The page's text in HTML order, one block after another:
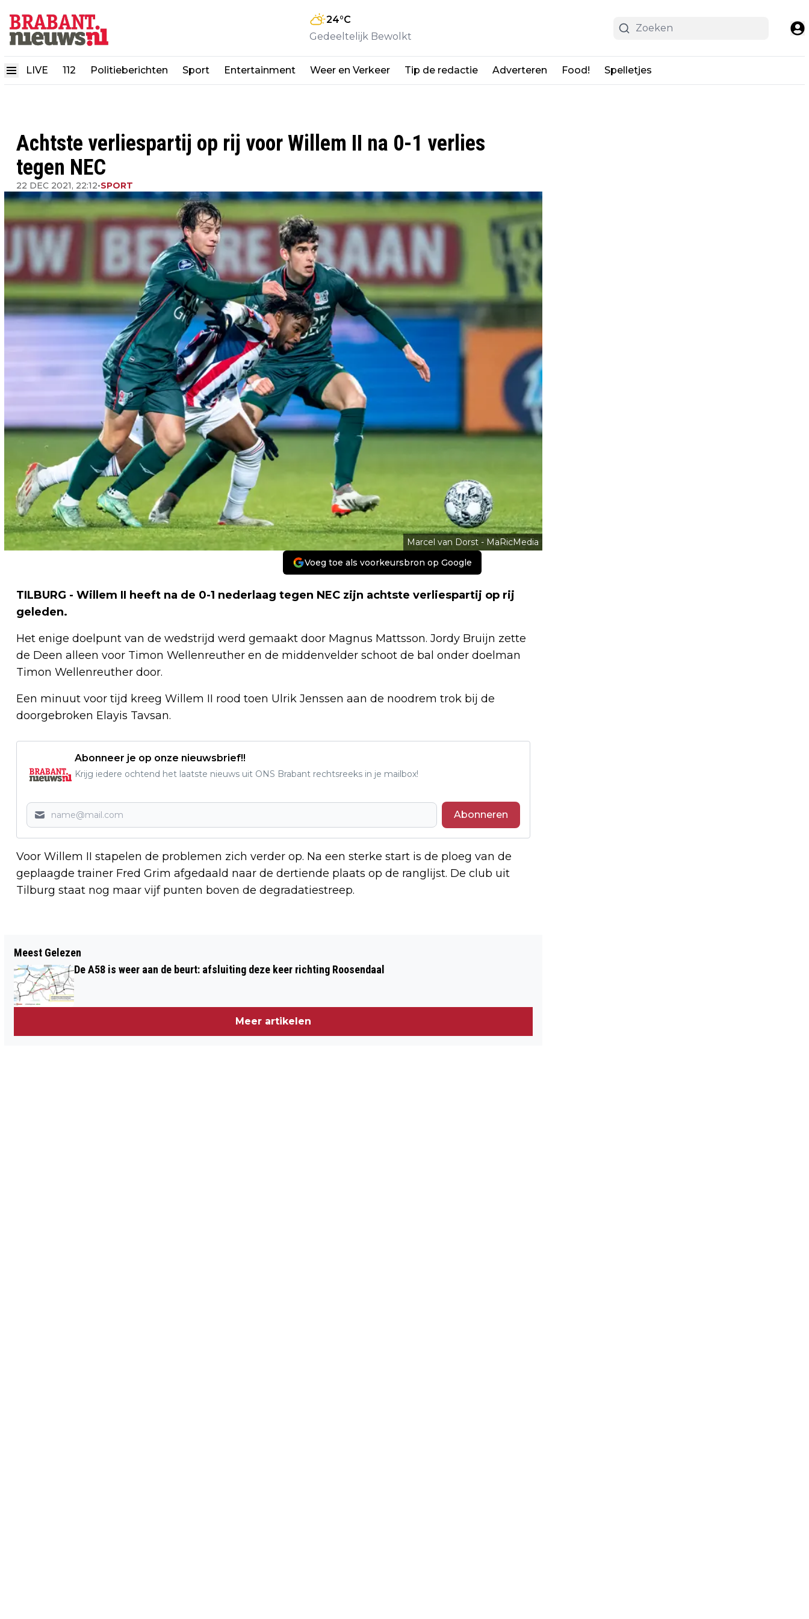
24°C
Gedeeltelijk Bewolkt
LIVE 112 Politieberichten Sport Entertainment Weer en Verkeer Tip de redactie Adverteren Food! Spelletjes
Achtste verliespartij op rij voor Willem II na 0-1 verlies
tegen NEC
22 DEC 2021, 22:12•SPORT
Marcel van Dorst - MaRicMedia
Voeg toe als voorkeursbron op Google
TILBURG - Willem II heeft na de 0-1 nederlaag tegen NEC zijn achtste verliespartij op rij
geleden.
Het enige doelpunt van de wedstrijd werd gemaakt door Magnus Mattsson. Jordy Bruijn zette
de Deen alleen voor Timon Wellenreuther en de middenvelder schoot de bal onder doelman
Timon Wellenreuther door.
Een minuut voor tijd kreeg Willem II rood toen Ulrik Jenssen aan de noodrem trok bij de
doorgebroken Elayis Tavsan.
Abonneer je op onze nieuwsbrief!!
Krijg iedere ochtend het laatste nieuws uit ONS Brabant rechtsreeks in je mailbox!
Abonneren
Voor Willem II stapelen de problemen zich verder op. Na een sterke start is de ploeg van de
geplaagde trainer Fred Grim afgedaald naar de dertiende plaats op de ranglijst. De club uit
Tilburg staat nog maar vijf punten boven de degradatiestreep.
PIETS WEERBERICHT: VORST AAN DE
GROND
BESTUURDER ZWAARGEWOND
Meest Gelezen
De A58 is weer aan de beurt: afsluiting deze keer richting Roosendaal
Meer artikelen